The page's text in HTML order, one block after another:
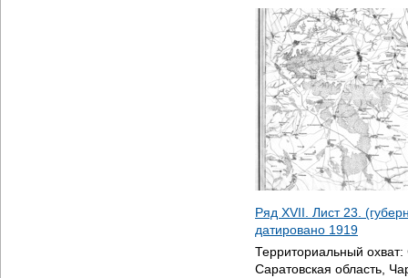
Ряд XVII. Лист 23.
датировано 1919
Территориальный охват:
Саратовская область,